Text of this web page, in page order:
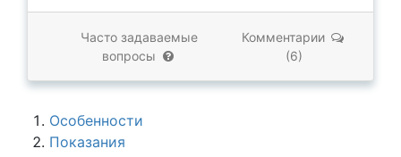
Часто задаваемые
вопросы
Комментарии
(6)
Особенности
Показания